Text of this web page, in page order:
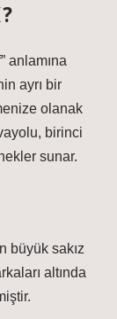
anlamına
ayrı bir
olanak
birinci
sunar.
büyük sakız
altında